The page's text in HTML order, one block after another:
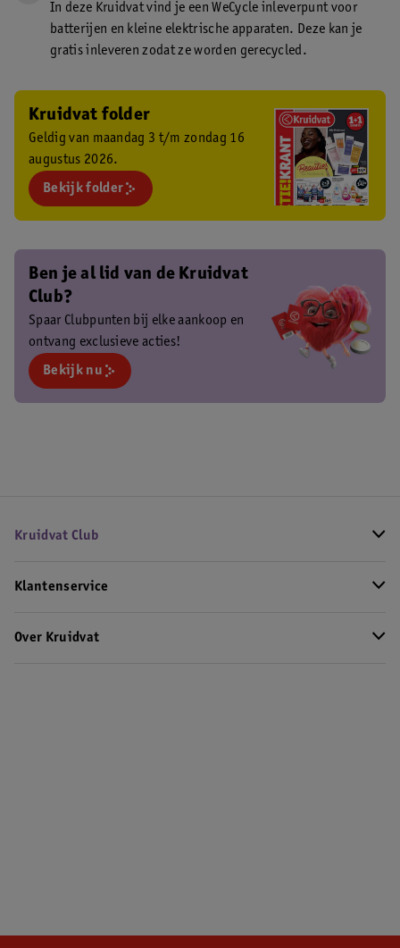
In deze Kruidvat vind je een WeCycle inleverpunt voor
batterijen en kleine elektrische apparaten. Deze kan je
gratis inleveren zodat ze worden gerecycled.
Kruidvat folder
Geldig van maandag 3 t/m zondag 16
augustus 2026.
Bekijk folder
Ben je al lid van de Kruidvat
Club?
Spaar Clubpunten bij elke aankoop en
ontvang exclusieve acties!
Bekijk nu
Kruidvat Club
Klantenservice
Over Kruidvat